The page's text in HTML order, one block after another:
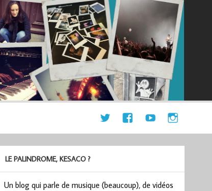
LE PALINDROME, KESACO ?
Un blog qui parle de musique (beaucoup), de vidéos